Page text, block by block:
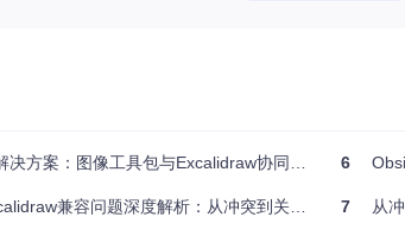
面形成竞争关系：
带有特定类名的IMG元素
：图像工具包与Excalidraw协同问题深度分析
兼容问题深度解析：从冲突到关键突破
6
7 从